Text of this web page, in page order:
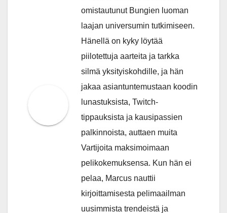
omistautunut Bungien luoman
laajan universumin tutkimiseen.
Hänellä on kyky löytää
piilotettuja aarteita ja tarkka
silmä yksityiskohdille, ja hän
jakaa asiantuntemustaan koodin
lunastuksista, Twitch-
tippauksista ja kausipassien
palkinnoista, auttaen muita
Vartijoita maksimoimaan
pelikokemuksensa. Kun hän ei
pelaa, Marcus nauttii
kirjoittamisesta pelimaailman
uusimmista trendeistä ja